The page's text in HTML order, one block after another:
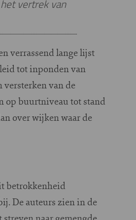
vertrek van
verrassend lange lijst
tot inponden van
van de
op buurtniveau tot stand
over wijken waar de
betrokkenheid
De auteurs zien in de